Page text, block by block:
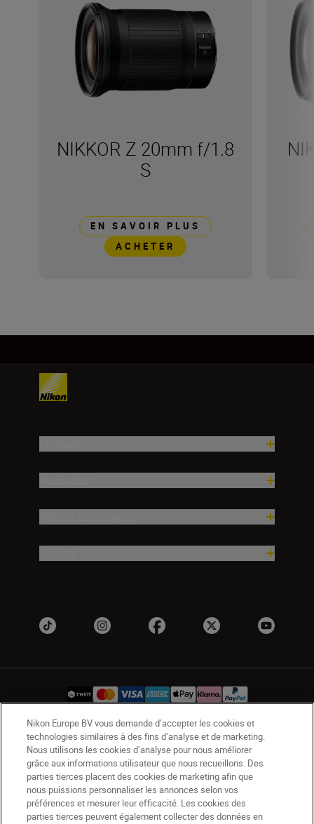
NIKKOR Z 20mm f/1.8
S
EN SAVOIR PLUS
ACHETER
CH Nikon Sites
Contactez-nous
Avis de confidentialité
Conditions d’utilisation
CVG de la boutique Nikon Store
Notice d’information sur les cookies
Accessibilité
Nikon Europe BV vous demande d’accepter les cookies et
technologies similaires à des fins d’analyse et de marketing.
Nous utilisons les cookies d’analyse pour nous améliorer
grâce aux informations utilisateur que nous recueillons. Des
parties tierces placent des cookies de marketing afin que
nous puissions personnaliser les annonces selon vos
préférences et mesurer leur efficacité. Les cookies des
parties tierces peuvent également collecter des données en